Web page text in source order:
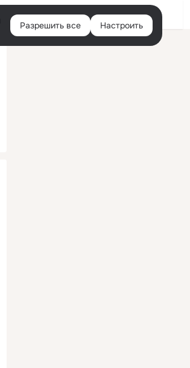
Войти
Разрешить все Настроить